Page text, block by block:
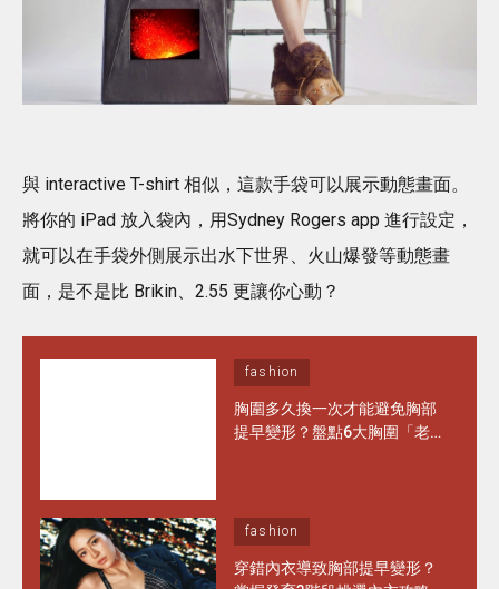
與 interactive T-shirt 相似，這款手袋可以展示動態畫面。
將你的 iPad 放入袋內，用Sydney Rogers app 進行設定，
就可以在手袋外側展示出水下世界、火山爆發等動態畫
面，是不是比 Brikin、2.55 更讓你心動？
fashion
胸圍多久換一次才能避免胸部
提早變形？盤點6大胸圍「老
fashion
穿錯內衣導致胸部提早變形？